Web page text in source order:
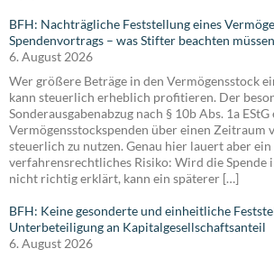
BFH: Nachträgliche Feststellung eines
Spendenvortrags – was Stifter beachten müssen
6. August 2026
Wer größere Beträge in den Vermögensstock
kann steuerlich erheblich profitieren. Der
Sonderausgabenabzug nach § 10b Abs. 1a
Vermögensstockspenden über einen Zeitraum
steuerlich zu nutzen. Genau hier lauert aber ein
verfahrensrechtliches Risiko: Wird die Spende
nicht richtig erklärt, kann ein späterer […]
BFH: Keine gesonderte und einheitliche
Unterbeteiligung an Kapitalgesellschaftsanteil
6. August 2026